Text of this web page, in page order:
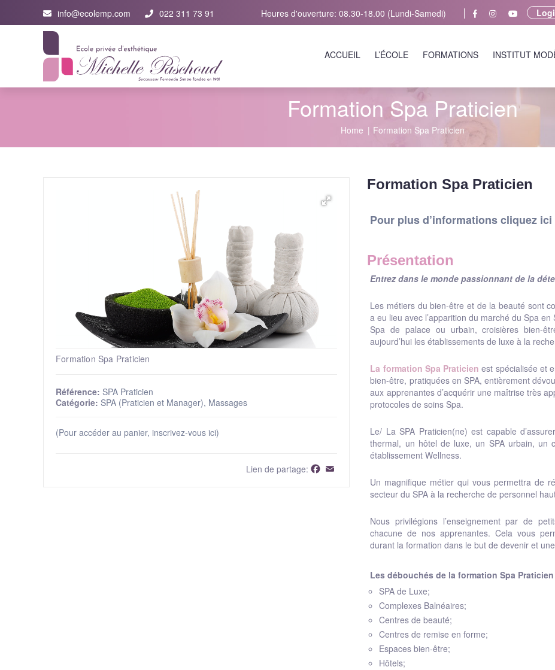
info@ecolemp.com 022 311 73 91 Heures d'ouverture: 08.30-18.00 (Lundi-Samedi)
ACCUEIL L’ÉCOLE FORMATIONS INSTITUT
Formation Spa Praticien
Home Formation Spa Praticien
Formation Spa Praticien
Référence: SPA Praticien
Catégorie: SPA (Praticien et Manager), Massages
(Pour accéder au panier, inscrivez-vous ici)
Lien de partage: Facebook
Formation Spa Praticien
Pour plus d’informations cliquez ici
Présentation
Entrez dans le monde passionnant de la
Les métiers du bien-être et de la beauté sont
a eu lieu avec l’apparition du marché du Spa
Spa de palace ou urbain, croisières bien-
aujourd’hui les établissements de luxe à la
La formation Spa Praticien est spécialisée et
bien-être, pratiquées en SPA, entièrement
aux apprenantes d’acquérir une maîtrise très
protocoles de soins Spa.
Le/ La SPA Praticien(ne) est capable
thermal, un hôtel de luxe, un SPA urbain,
établissement Wellness.
Un magnifique métier qui vous permettra de
secteur du SPA à la recherche de personnel
Nous privilégions l’enseignement par de
chacune de nos apprenantes. Cela vous
durant la formation dans le but de devenir et
Les débouchés de la formation Spa Praticien
SPA de Luxe;
Complexes Balnéaires;
Centres de beauté;
Centres de remise en forme;
Espaces bien-être;
Hôtels;